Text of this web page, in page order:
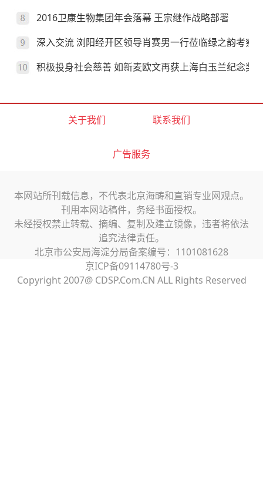
2016卫康生物集团年会落幕 王宗继作战略部署
深入交流 浏阳经开区领导肖赛男一行莅临绿之韵考察
积极投身社会慈善 如新麦欧文再获上海白玉兰纪念奖
关于我们 联系我们
广告服务
本网站所刊载信息，不代表北京海畴和直销专业网观点。
刊用本网站稿件，务经书面授权。
未经授权禁止转载、摘编、复制及建立镜像，违者将依法
追究法律责任。
北京市公安局海淀分局备案编号：1101081628
京ICP备09114780号-3
Copyright 2007@ CDSP.Com.CN ALL Rights Reserved